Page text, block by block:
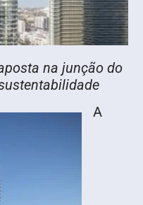
na junção do
A